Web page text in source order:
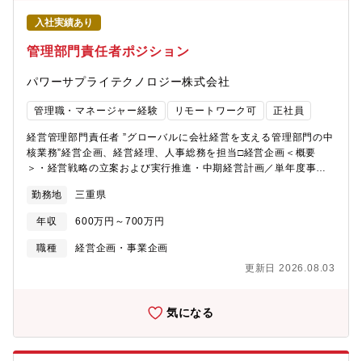
入社実績あり
管理部門責任者ポジション
パワーサプライテクノロジー株式会社
管理職・マネージャー経験 リモートワーク可 正社員
経営管理部門責任者 ”グローバルに会社経営を支える管理部門の中
核業務”経営企画、経営経理、人事総務を担当□経営企画＜概要
＞・経営戦略の立案および実行推進・中期経営計画／単年度事業
の意思決定支援・経営層へのレポーティングおよび経営会議の運
営＜詳細＞・新規事業／投資案件の企画・採算評価（ROI、NPV
等）・各事業部との連携による戦略実行支援・経営会議資料の作
成および意思決定支援・M&Aやアライアンス検討（必要に応じ
推進【この仕事の魅力】・会社全体の意思決定に直接関与し、経
創る中核ポジション・グローバル事業の方向性をリードできる□経
理・財務＜概要（必須）＞・経営全般を管理する経営管理及び経
理実務（グローバル決算、収支管理、資金管理)・経営管理部門及
び会社経営のマネジメント＜詳細（必須）＞・経理実務（一般会
勤務地 三重県
年収 600万円～700万円
職種
経営企画・事業企画
更新日 2026.08.03
気になる